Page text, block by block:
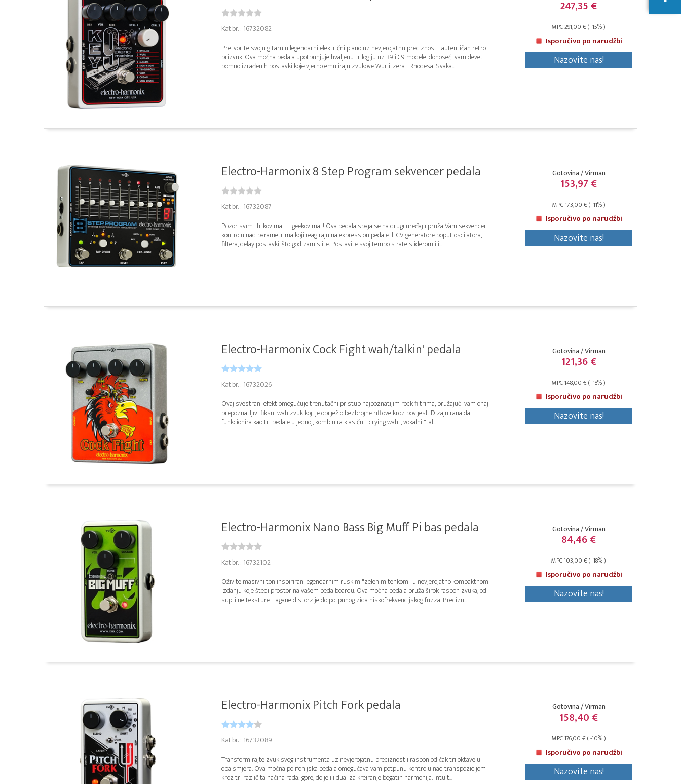
Kat.br. : 16732082
Pretvorite svoju gitaru u legendarni električni piano uz nevjerojatnu preciznost i autentičan retro
prizvuk. Ova moćna pedala upotpunjuje hvaljenu trilogiju uz B9 i C9 modele, donoseći vam devet
pomno izrađenih postavki koje vjerno emuliraju zvukove Wurlitzera i Rhodesa. Svaka...
247,35 €
MPC 291,00 € ( -15% )
Isporučivo po narudžbi
Nazovite nas!
Electro-Harmonix 8 Step Program sekvencer pedala
Kat.br. : 16732087
Pozor svim "frikovima" i "geekovima"! Ova pedala spaja se na drugi uređaj i pruža Vam sekvencer
kontrolu nad parametrima koji reagiraju na expression pedale ili CV generatore poput oscilatora,
filtera, delay postavki, što god zamislite. Postavite svoj tempo s rate sliderom ili...
Gotovina / Virman
153,97 €
MPC 173,00 € ( -11% )
Isporučivo po narudžbi
Nazovite nas!
Electro-Harmonix Cock Fight wah/talkin' pedala
Kat.br. : 16732026
Ovaj svestrani efekt omogućuje trenutačni pristup najpoznatijim rock filtrima, pružajući vam onaj
prepoznatljivi fiksni wah zvuk koji je obilježio bezbrojne riffove kroz povijest. Dizajnirana da
funkcionira kao tri pedale u jednoj, kombinira klasični "crying wah", vokalni "tal...
Gotovina / Virman
121,36 €
MPC 148,00 € ( -18% )
Isporučivo po narudžbi
Nazovite nas!
Electro-Harmonix Nano Bass Big Muff Pi bas pedala
Kat.br. : 16732102
Oživite masivni ton inspiriran legendarnim ruskim "zelenim tenkom" u nevjerojatno kompaktnom
izdanju koje štedi prostor na vašem pedalboardu. Ova moćna pedala pruža širok raspon zvuka, od
suptilne teksture i lagane distorzije do potpunog zida niskofrekvencijskog fuzza. Precizn...
Gotovina / Virman
84,46 €
MPC 103,00 € ( -18% )
Isporučivo po narudžbi
Nazovite nas!
Electro-Harmonix Pitch Fork pedala
Kat.br. : 16732089
Transformirajte zvuk svog instrumenta uz nevjerojatnu preciznost i raspon od čak tri oktave u
oba smjera. Ova moćna polifonijska pedala omogućava vam potpunu kontrolu nad transpozicijom
kroz tri različita načina rada: gore, dolje ili dual za kreiranje bogatih harmonija. Intuit...
Gotovina / Virman
158,40 €
MPC 176,00 € ( -10% )
Isporučivo po narudžbi
Nazovite nas!